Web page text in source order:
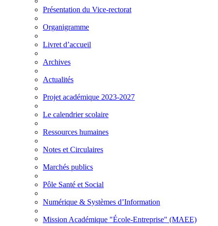
Présentation du Vice-rectorat
Organigramme
Livret d’accueil
Archives
Actualités
Projet académique 2023-2027
Le calendrier scolaire
Ressources humaines
Notes et Circulaires
Marchés publics
Pôle Santé et Social
Numérique & Systèmes d’Information
Mission Académique "École-Entreprise" (MAEE)